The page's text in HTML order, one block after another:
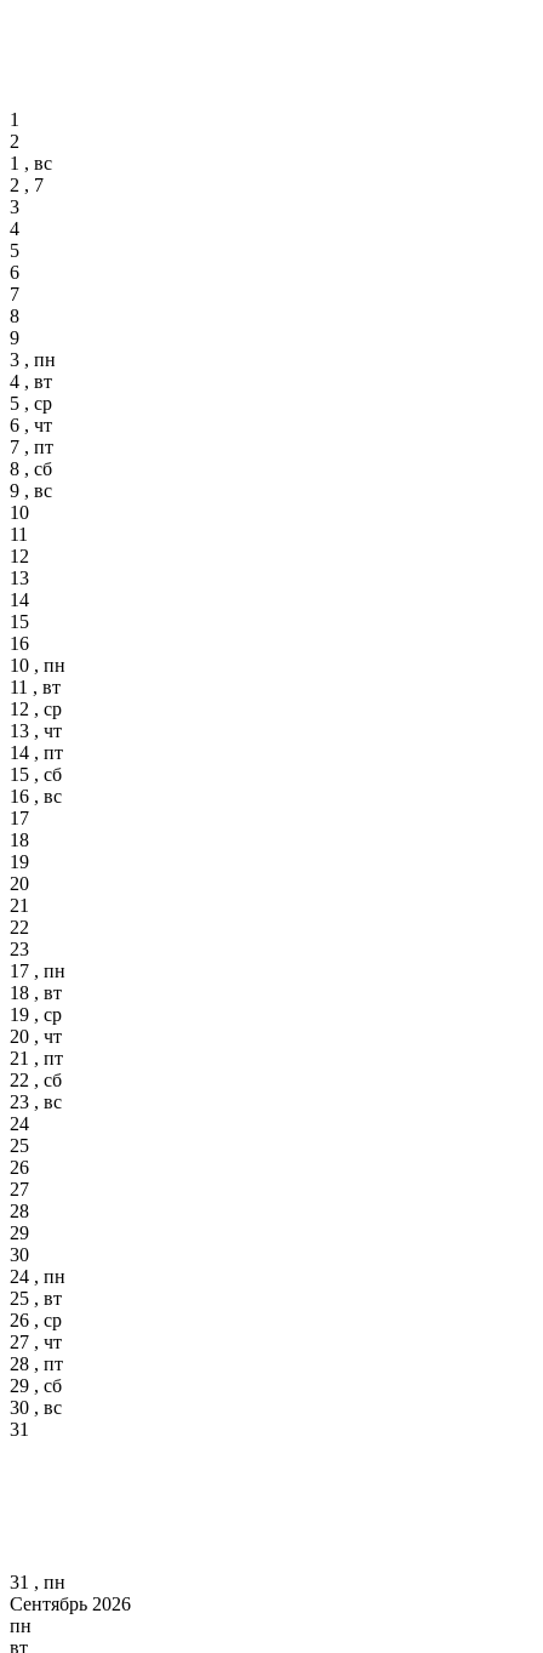
1
2
1 , вс
2 , 7
3
4
5
6
7
8
9
3 , пн
4 , вт
5 , ср
6 , чт
7 , пт
8 , сб
9 , вс
10
11
12
13
14
15
16
10 , пн
11 , вт
12 , ср
13 , чт
14 , пт
15 , сб
16 , вс
17
18
19
20
21
22
23
17 , пн
18 , вт
19 , ср
20 , чт
21 , пт
22 , сб
23 , вс
24
25
26
27
28
29
30
24 , пн
25 , вт
26 , ср
27 , чт
28 , пт
29 , сб
30 , вс
31
31 , пн
Сентябрь 2026
пн
вт